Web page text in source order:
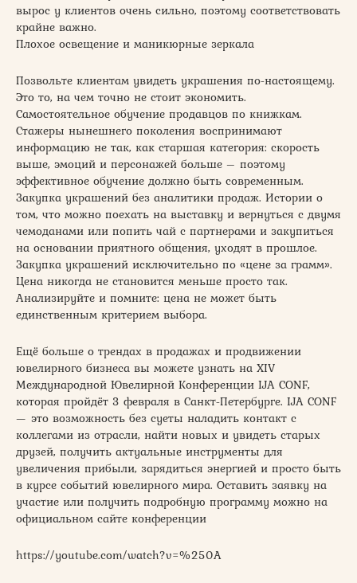
вырос у клиентов очень сильно, поэтому соответствовать
крайне важно.
Плохое освещение и маникюрные зеркала
Позвольте клиентам увидеть украшения по-настоящему.
Это то, на чем точно не стоит экономить.
Самостоятельное обучение продавцов по книжкам.
Стажеры нынешнего поколения воспринимают
информацию не так, как старшая категория: скорость
выше, эмоций и персонажей больше – поэтому
эффективное обучение должно быть современным.
Закупка украшений без аналитики продаж. Истории о
том, что можно поехать на выставку и вернуться с двумя
чемоданами или попить чай с партнерами и закупиться
на основании приятного общения, уходят в прошлое.
Закупка украшений исключительно по «цене за грамм».
Цена никогда не становится меньше просто так.
Анализируйте и помните: цена не может быть
единственным критерием выбора.
Ещё больше о трендах в продажах и продвижении
ювелирного бизнеса вы можете узнать на XIV
Международной Ювелирной Конференции IJA CONF,
которая пройдёт 3 февраля в Санкт-Петербурге. IJA CONF
— это возможность без суеты наладить контакт с
коллегами из отрасли, найти новых и увидеть старых
друзей, получить актуальные инструменты для
увеличения прибыли, зарядиться энергией и просто быть
в курсе событий ювелирного мира. Оставить заявку на
участие или получить подробную программу можно на
официальном сайте конференции
https://youtube.com/watch?v=%250A